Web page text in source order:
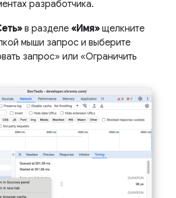
разработчика.
в разделе «Имя» щелкните
мыши запрос и выберите
запрос» или «Ограничить